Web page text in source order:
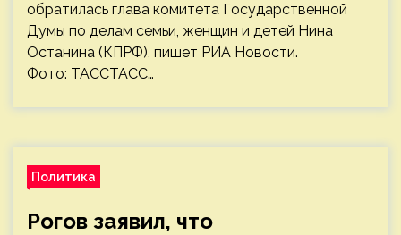
обратилась глава комитета Государственной
Думы по делам семьи, женщин и детей Нина
Останина (КПРФ), пишет РИА Новости.
Фото: ТАССТАСС…
Политика
Рогов заявил, что